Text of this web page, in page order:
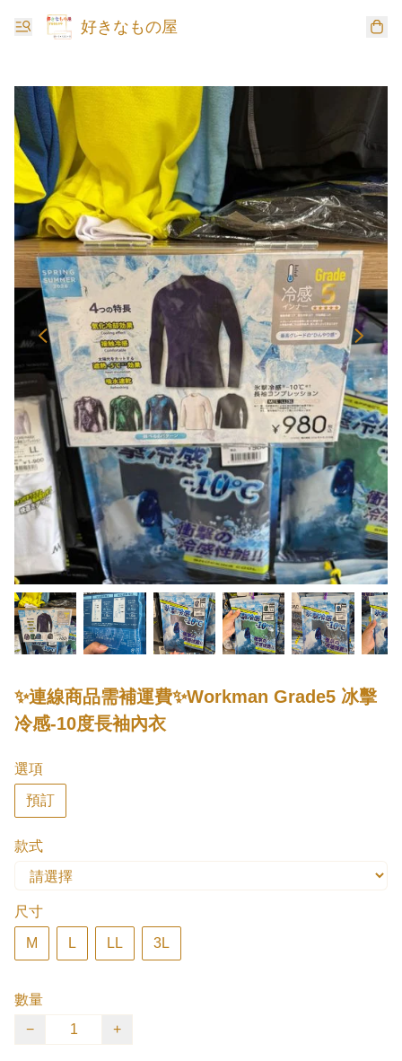
好きなもの屋
✨連線商品需補運費✨Workman Grade5 冰擊
冷感-10度長袖內衣
選項
預訂
款式
尺寸
M L LL 3L
數量
−
+